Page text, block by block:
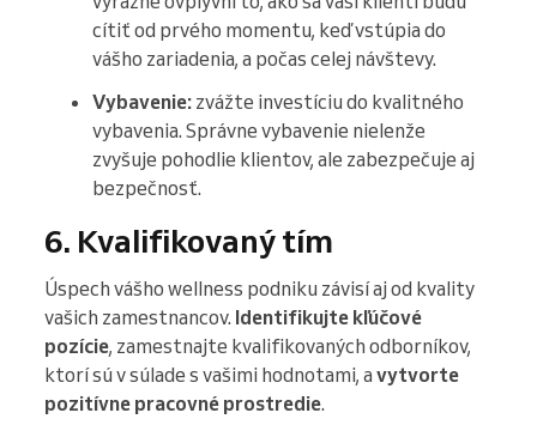
cítiť od prvého momentu, keď vstúpia do
vášho zariadenia, a počas celej návštevy.
Vybavenie: zvážte investíciu do kvalitného
vybavenia. Správne vybavenie nielenže
zvyšuje pohodlie klientov, ale zabezpečuje aj
bezpečnosť.
6. Kvalifikovaný tím
Úspech vášho wellness podniku závisí aj od kvality
vašich zamestnancov. Identifikujte kľúčové
pozície, zamestnajte kvalifikovaných odborníkov,
ktorí sú v súlade s vašimi hodnotami, a vytvorte
pozitívne pracovné prostredie.